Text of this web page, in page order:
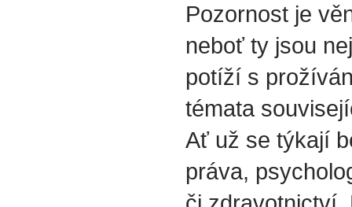
Pozornost je
neboť ty jsou
potíží s
témata
Ať už se týkají
práva,